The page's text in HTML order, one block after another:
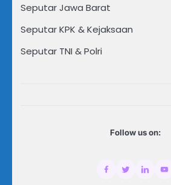
Seputar Jawa Barat
Seputar KPK & Kejaksaan
Seputar TNI & Polri
Follow us on: